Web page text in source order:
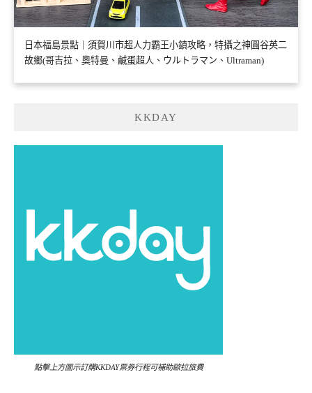
日本福島景點｜須賀川市超人力霸王小鎮攻略，特攝之神圓谷英二
故鄉(哥吉拉、奧特曼、鹹蛋超人、ウルトラマン、Ultraman)
KKDAY
點擊上方圖示訂購KKDAY票券行程可補助歐拉旅費